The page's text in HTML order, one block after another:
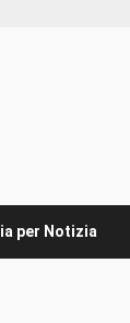
per Notizia